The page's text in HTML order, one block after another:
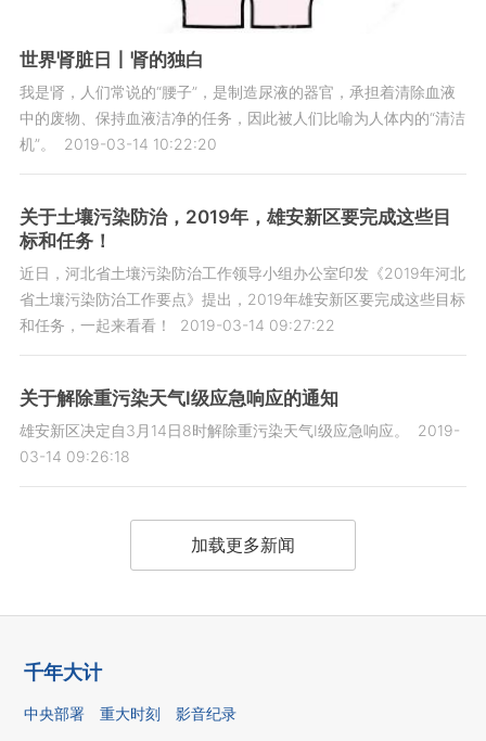
世界肾脏日丨肾的独白
我是肾，人们常说的“腰子”，是制造尿液的器官，承担着清除血液
中的废物、保持血液洁净的任务，因此被人们比喻为人体内的“清洁
机”。
2019-03-14 10:22:20
关于土壤污染防治，2019年，雄安新区要完成这些目
标和任务！
近日，河北省土壤污染防治工作领导小组办公室印发《2019年河北
省土壤污染防治工作要点》提出，2019年雄安新区要完成这些目标
和任务，一起来看看！
2019-03-14 09:27:22
关于解除重污染天气Ⅰ级应急响应的通知
雄安新区决定自3月14日8时解除重污染天气Ⅰ级应急响应。
2019-
03-14 09:26:18
加载更多新闻
千年大计
中央部署 重大时刻 影音纪录